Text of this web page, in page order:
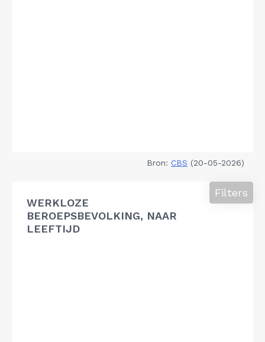
Bron: CBS (20-05-2026)
WERKLOZE
BEROEPSBEVOLKING, NAAR
LEEFTIJD
Filters